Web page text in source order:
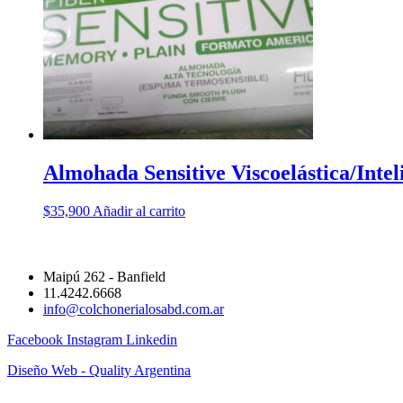
Almohada Sensitive Viscoelástica/
$35,900 Añadir al carrito
Maipú 262 - Banfield
11.4242.6668
info@colchonerialosabd.com.ar
Facebook Instagram Linkedin
Diseño Web - Quality Argentina